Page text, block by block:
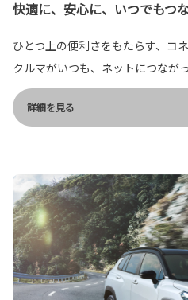
快適に、安心に、いつでもつな
ひとつ上の便利さをもたらす、コ
クルマがいつも、ネットにつなが
詳細を見る